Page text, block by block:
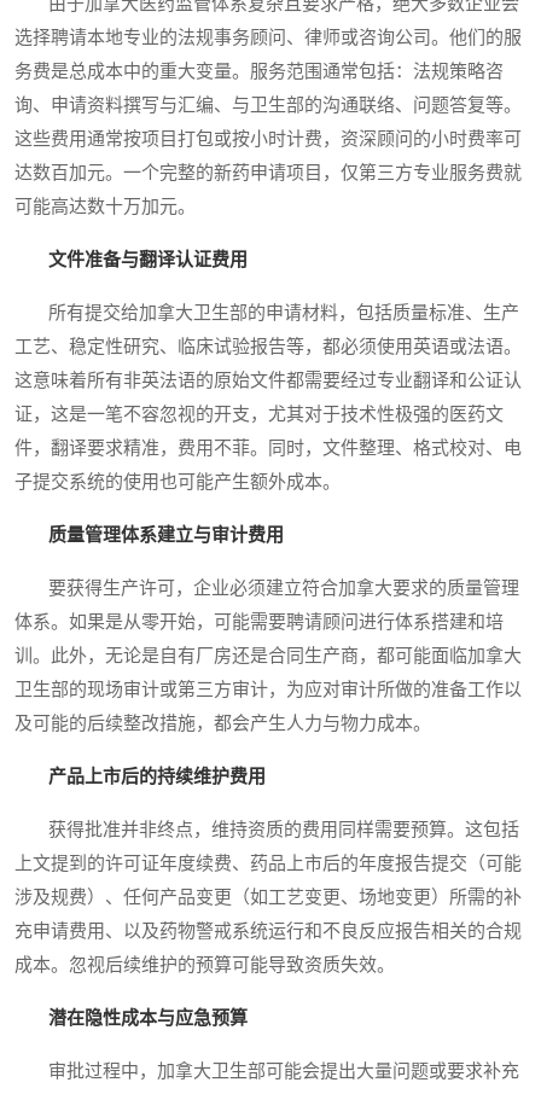
由于加拿大医药监管体系复杂且要求严格，绝大多数企业会
选择聘请本地专业的法规事务顾问、律师或咨询公司。他们的服
务费是总成本中的重大变量。服务范围通常包括：法规策略咨
询、申请资料撰写与汇编、与卫生部的沟通联络、问题答复等。
这些费用通常按项目打包或按小时计费，资深顾问的小时费率可
达数百加元。一个完整的新药申请项目，仅第三方专业服务费就
可能高达数十万加元。
文件准备与翻译认证费用
所有提交给加拿大卫生部的申请材料，包括质量标准、生产
工艺、稳定性研究、临床试验报告等，都必须使用英语或法语。
这意味着所有非英法语的原始文件都需要经过专业翻译和公证认
证，这是一笔不容忽视的开支，尤其对于技术性极强的医药文
件，翻译要求精准，费用不菲。同时，文件整理、格式校对、电
子提交系统的使用也可能产生额外成本。
质量管理体系建立与审计费用
要获得生产许可，企业必须建立符合加拿大要求的质量管理
体系。如果是从零开始，可能需要聘请顾问进行体系搭建和培
训。此外，无论是自有厂房还是合同生产商，都可能面临加拿大
卫生部的现场审计或第三方审计，为应对审计所做的准备工作以
及可能的后续整改措施，都会产生人力与物力成本。
产品上市后的持续维护费用
获得批准并非终点，维持资质的费用同样需要预算。这包括
上文提到的许可证年度续费、药品上市后的年度报告提交（可能
涉及规费）、任何产品变更（如工艺变更、场地变更）所需的补
充申请费用、以及药物警戒系统运行和不良反应报告相关的合规
成本。忽视后续维护的预算可能导致资质失效。
潜在隐性成本与应急预算
审批过程中，加拿大卫生部可能会提出大量问题或要求补充